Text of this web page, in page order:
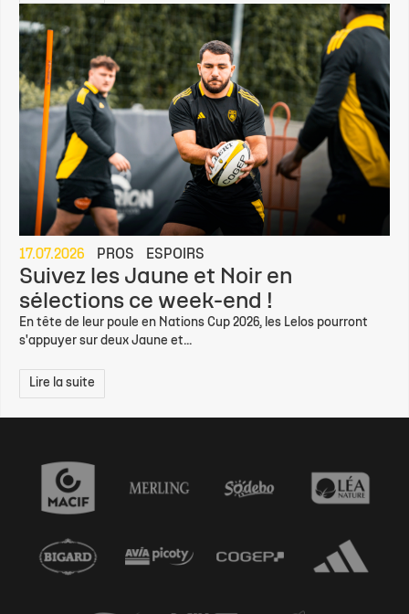
17.07.2026 PROS ESPOIRS
Suivez les Jaune et Noir en
sélections ce week-end !
En tête de leur poule en Nations Cup 2026, les Lelos pourront
s'appuyer sur deux Jaune et...
Lire la suite